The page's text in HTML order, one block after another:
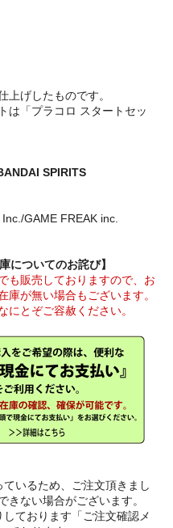
げしたものです。
は「プラコロ スタートセッ
SPIRITS
GAME FREAK inc.
についてのお詫び】
も販売しておりますので、お
が無い場合もございます。
とぞご容赦ください。
いるため、ご注文頂きまし
きない場合がございます。
ております「ご注文確認メ